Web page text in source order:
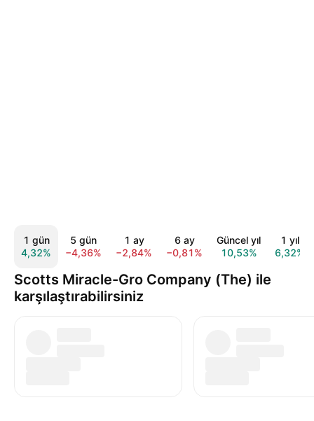
1 gün
4,32%
5 gün
−4,36%
1 ay
−2,84%
6 ay
−0,81%
Güncel yıl
10,53%
1 yıl
6,32%
Scotts Miracle-Gro Company (The) ile
karşılaştırabilirsiniz